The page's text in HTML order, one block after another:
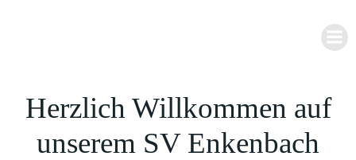
Herzlich Willkommen auf
unserem SV Enkenbach